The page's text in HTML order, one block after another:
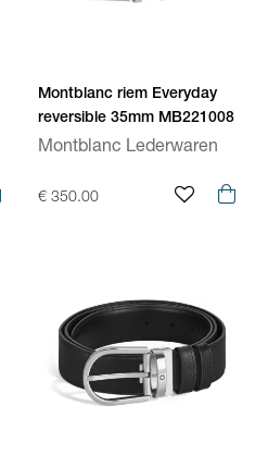
Montblanc riem Everyday
reversible 35mm MB221008
Montblanc Lederwaren
€ 350.00